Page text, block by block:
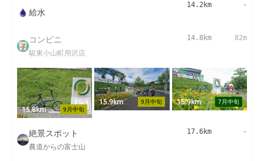
給水
14.2km -
コンビニ
駿東小山町用沢店
14.8km 82m
9月中旬
15.8km
9月中旬
15.9km 7月中旬
15.9km
絶景スポット
農道からの富士山
17.6km -